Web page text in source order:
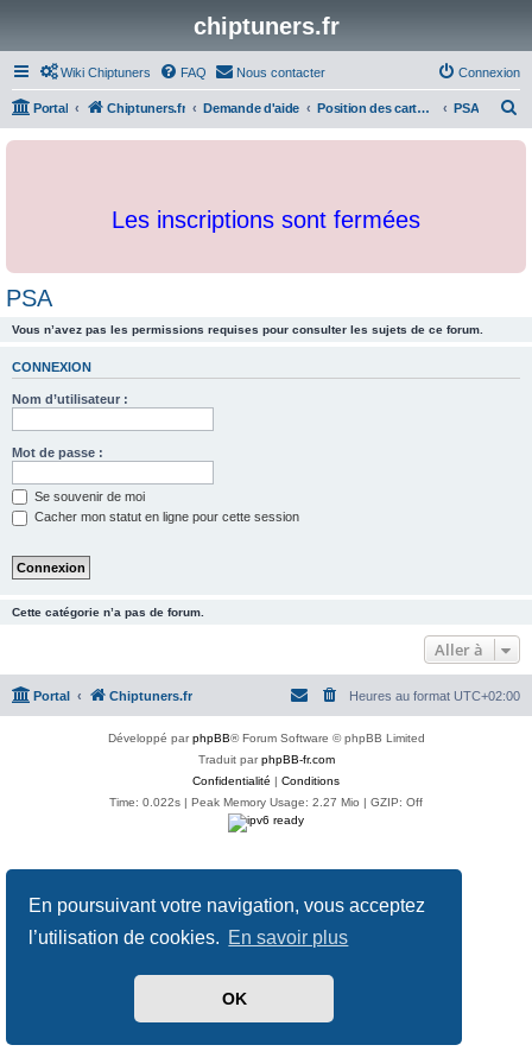
En poursuivant votre navigation, vous acceptez
l’utilisation de cookies. En savoir plus
OK
chiptuners.fr
Wiki Chiptuners FAQ Nous contacter Connexion
Portal Chiptuners.fr Demande d'aide Position des cartographies et developpements PSA
c
Les inscriptions sont fermées
PSA
Vous n’avez pas les permissions requises pour consulter les sujets de ce forum.
CONNEXION
Nom d’utilisateur :
Mot de passe :
Se souvenir de moi
Cacher mon statut en ligne pour cette session
Cette catégorie n’a pas de forum.
Aller à
Portal Chiptuners.fr Heures au format UTC+02:00
Développé parphpBB® Forum Software © phpBB Limited
Traduit parphpBB-fr.com
Confidentialité | Conditions
Time: 0.022s | Peak Memory Usage: 2.27 Mio | GZIP: Off